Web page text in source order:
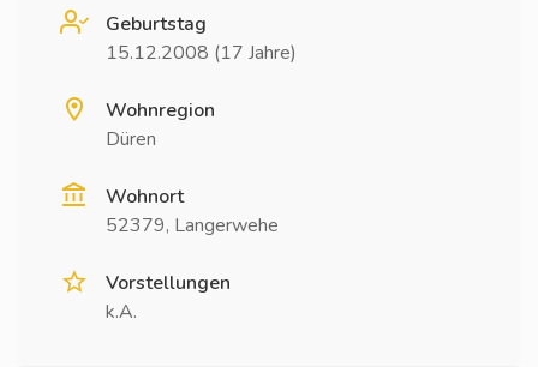
Geburtstag
15.12.2008 (17 Jahre)
Wohnregion
Düren
Wohnort
52379, Langerwehe
Vorstellungen
k.A.